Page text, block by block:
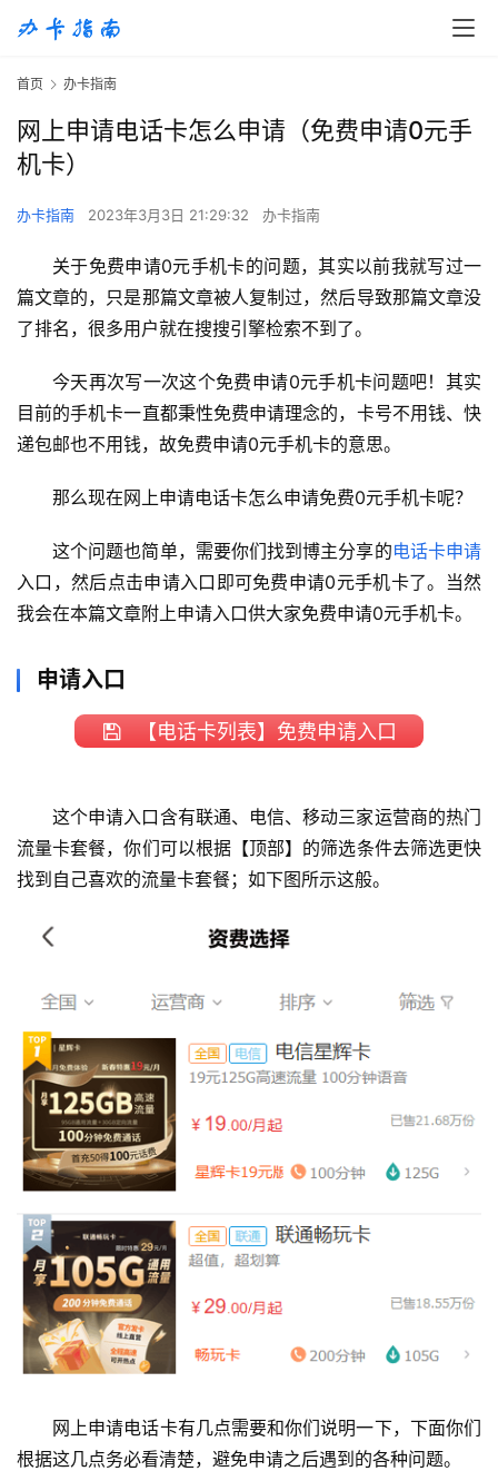
首页 办卡指南
网上申请电话卡怎么申请（免费申请0元手
机卡）
办卡指南 2023年3月3日 21:29:32 办卡指南
关于免费申请0元手机卡的问题，其实以前我就写过一
篇文章的，只是那篇文章被人复制过，然后导致那篇文章没
了排名，很多用户就在搜搜引擎检索不到了。
今天再次写一次这个免费申请0元手机卡问题吧！其实
目前的手机卡一直都秉性免费申请理念的，卡号不用钱、快
递包邮也不用钱，故免费申请0元手机卡的意思。
那么现在网上申请电话卡怎么申请免费0元手机卡呢？
这个问题也简单，需要你们找到博主分享的电话卡申请
入口，然后点击申请入口即可免费申请0元手机卡了。当然
我会在本篇文章附上申请入口供大家免费申请0元手机卡。
申请入口
【电话卡列表】免费申请入口
这个申请入口含有联通、电信、移动三家运营商的热门
流量卡套餐，你们可以根据【顶部】的筛选条件去筛选更快
找到自己喜欢的流量卡套餐；如下图所示这般。
网上申请电话卡有几点需要和你们说明一下，下面你们
根据这几点务必看清楚，避免申请之后遇到的各种问题。